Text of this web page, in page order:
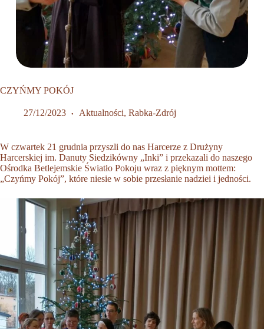
CZYŃMY POKÓJ
27/12/2023 Aktualności, Rabka-Zdrój
W czwartek 21 grudnia przyszli do nas Harcerze z Drużyny
Harcerskiej im. Danuty Siedzikówny „Inki” i przekazali do naszego
Ośrodka Betlejemskie Światło Pokoju wraz z pięknym mottem:
„Czyńmy Pokój”, które niesie w sobie przesłanie nadziei i jedności.